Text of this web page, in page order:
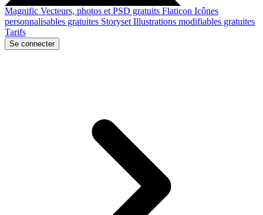
Magnific Vecteurs, photos et PSD gratuits Flaticon Icônes
personnalisables gratuites Storyset Illustrations modifiables gratuites
Tarifs
Se connecter